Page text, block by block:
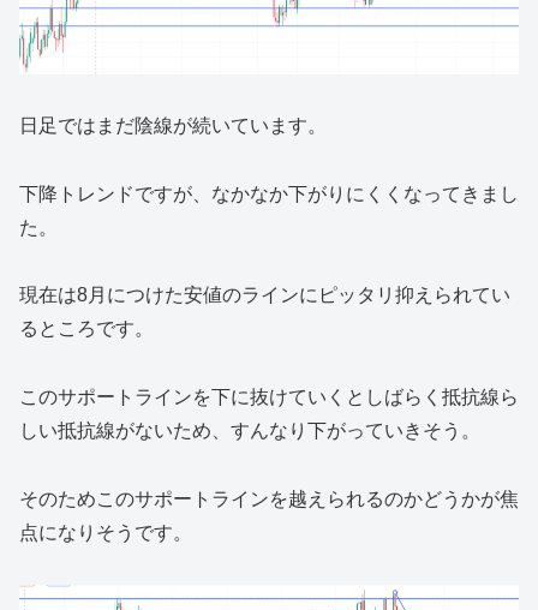
日足ではまだ陰線が続いています。
下降トレンドですが、なかなか下がりにくくなってきまし
た。
現在は8月につけた安値のラインにピッタリ抑えられてい
るところです。
このサポートラインを下に抜けていくとしばらく抵抗線ら
しい抵抗線がないため、すんなり下がっていきそう。
そのためこのサポートラインを越えられるのかどうかが焦
点になりそうです。